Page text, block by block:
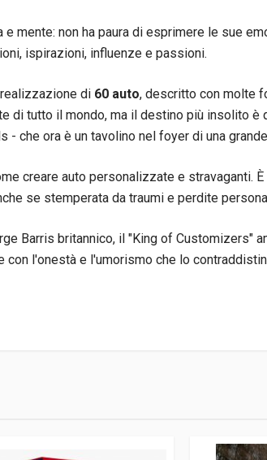
e mente: non ha paura di esprimere le sue
ispirazioni, influenze e passioni.
di 60 auto, descritto con molte
di tutto il mondo, ma il destino più insolito è
- che ora è un tavolino nel foyer di una
creare auto personalizzate e stravaganti.
se stemperata da traumi e perdite
Barris britannico, il "King of Customizers"
con l'onestà e l'umorismo che lo